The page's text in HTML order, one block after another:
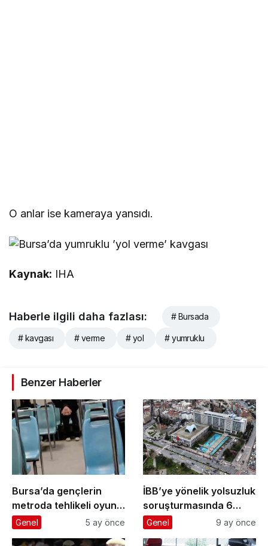
O anlar ise kameraya yansıdı.
Kaynak: IHA
Haberle ilgili daha fazlası: # Bursada
# kavgası # verme # yol # yumruklu
Benzer Haberler
Bursa’da gençlerin
metroda tehlikeli oyunu
kameraya yansıdı
Genel 5 ay önce
İBB’ye yönelik yolsuzluk
soruşturmasında 6
gazeteci ’şüpheli’
Genel 9 ay önce